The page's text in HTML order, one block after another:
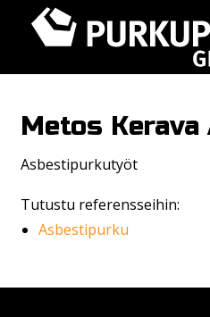
Metos
Asbestipurkutyöt
Tutustu referensseihin:
Asbestipurku